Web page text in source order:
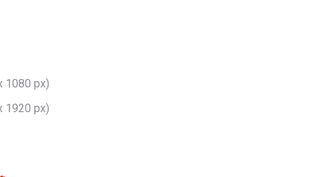
1080 px)
1920 px)